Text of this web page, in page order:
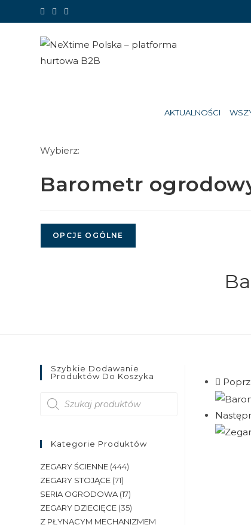
treści
AKTUALNOŚCI
Wybierz:
Barometr
OPCJE OGÓLNE
Szybkie Dodawanie
Produktów Do Koszyka
produktów
Kategorie Produktów
ZEGARY ŚCIENNE (444)
ZEGARY STOJĄCE (71)
SERIA OGRODOWA (17)
ZEGARY DZIECIĘCE (35)
Z PŁYNĄCYM MECHANIZMEM